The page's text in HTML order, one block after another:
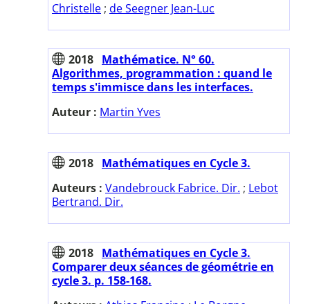
Christelle ; de Seegner Jean-Luc
2018 Mathématice. N° 60.
Algorithmes, programmation : quand le
temps s'immisce dans les interfaces.
Auteur : Martin Yves
2018 Mathématiques en Cycle 3.
Auteurs : Vandebrouck Fabrice. Dir. ; Lebot
Bertrand. Dir.
2018 Mathématiques en Cycle 3.
Comparer deux séances de géométrie en
cycle 3. p. 158-168.